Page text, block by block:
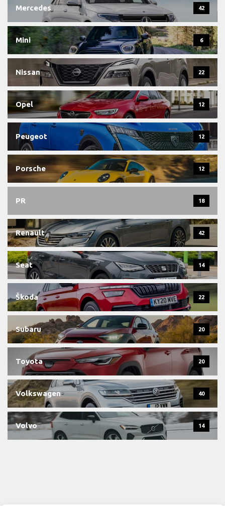
Mercedes 42
Mini 6
Nissan 22
Opel 12
Peugeot 12
Porsche 12
PR 18
Renault 42
Seat 14
Škoda 22
Subaru 20
Toyota 20
Volkswagen 40
Volvo 14